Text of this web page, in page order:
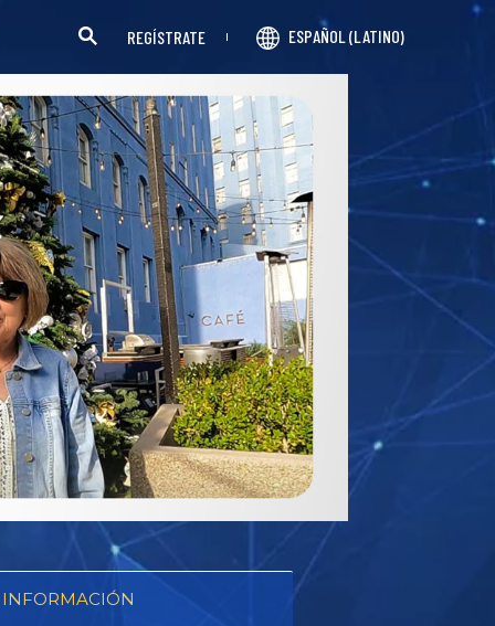
REGÍSTRATE ESPAÑOL (LATINO)